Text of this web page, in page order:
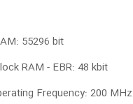
55296 bit
RAM - EBR: 48 kbit
Frequency: 200 MHz